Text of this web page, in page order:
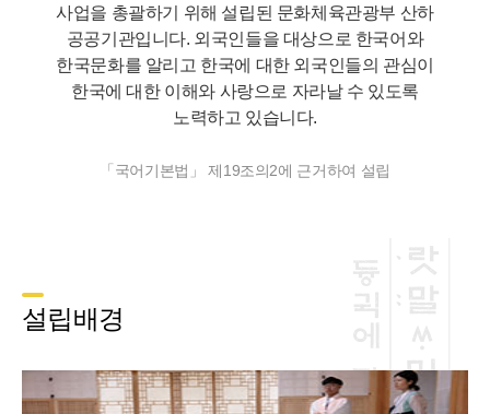
사업을 총괄하기 위해 설립된 문화체육관광부 산하
공공기관입니다. 외국인들을 대상으로 한국어와
한국문화를 알리고 한국에 대한 외국인들의 관심이
한국에 대한 이해와 사랑으로 자라날 수 있도록
노력하고 있습니다.
「국어기본법」 제19조의2에 근거하여 설립
설립배경